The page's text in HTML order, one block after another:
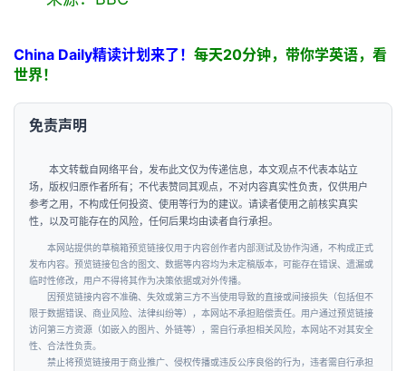
China Daily精读计划来了！ 每天20分钟， 带你学英语，看
世界！
免责声明
本文转载自网络平台，发布此文仅为传递信息，本文观点不代表本站立
场，版权归原作者所有；不代表赞同其观点，不对内容真实性负责，仅供用户
参考之用，不构成任何投资、使用等行为的建议。请读者使用之前核实真实
性，以及可能存在的风险，任何后果均由读者自行承担。
本网站提供的草稿箱预览链接仅用于内容创作者内部测试及协作沟通，不构成正式
发布内容。预览链接包含的图文、数据等内容均为未定稿版本，可能存在错误、遗漏或
临时性修改，用户不得将其作为决策依据或对外传播。
因预览链接内容不准确、失效或第三方不当使用导致的直接或间接损失（包括但不
限于数据错误、商业风险、法律纠纷等），本网站不承担赔偿责任。用户通过预览链接
访问第三方资源（如嵌入的图片、外链等），需自行承担相关风险，本网站不对其安全
性、合法性负责。
禁止将预览链接用于商业推广、侵权传播或违反公序良俗的行为，违者需自行承担